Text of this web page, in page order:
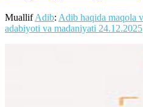
MuallifAdib: Adib haqida maqola
adabiyoti va madaniyati 24.12.2025